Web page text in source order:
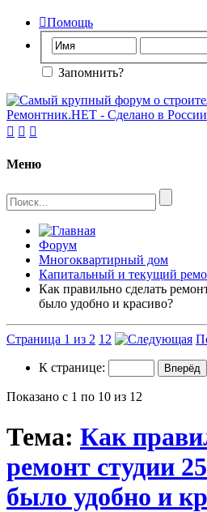
Помощь
Запомнить?
  
Меню
Форум
Многоквартирный дом
Капитальный и текущий
Как правильно сделать
было удобно и красиво?
Страница 1 из 2 1 2
К странице:
Показано с 1 по 10 из 12
Тема: Как
ремонт студии
было удобно и